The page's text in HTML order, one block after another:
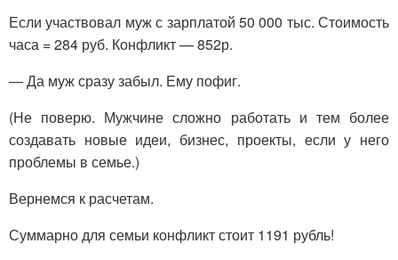
Если участвовал муж с зарплатой 50 000 тыс. Стоимость
часа = 284 руб. Конфликт — 852р.
— Да муж сразу забыл. Ему пофиг.
(Не поверю. Мужчине сложно работать и тем более
создавать новые идеи, бизнес, проекты, если у него
проблемы в семье.)
Вернемся к расчетам.
Суммарно для семьи конфликт стоит 1191 рубль!